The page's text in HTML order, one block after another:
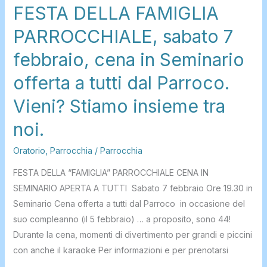
FESTA DELLA FAMIGLIA
PARROCCHIALE, sabato 7
febbraio, cena in Seminario
offerta a tutti dal Parroco.
Vieni? Stiamo insieme tra
noi.
Oratorio Parrocchia / Parrocchia
FESTA DELLA “FAMIGLIA” PARROCCHIALE CENA IN
SEMINARIO APERTA A TUTTI Sabato 7 febbraio Ore 19.30 in
Seminario Cena offerta a tutti dal Parroco in occasione del
suo compleanno (il 5 febbraio) … a proposito, sono 44!
Durante la cena, momenti di divertimento per grandi e piccini
con anche il karaoke Per informazioni e per prenotarsi
Vieni?
insieme
tra